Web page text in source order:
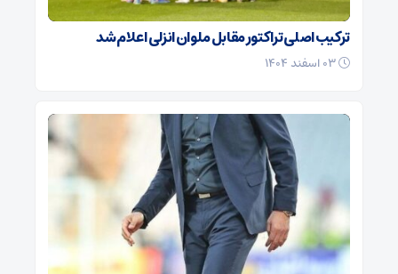
ترکیب اصلی تراکتور مقابل ملوان انزلی اعلام شد